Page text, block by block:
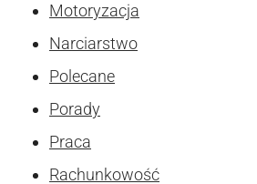
Motoryzacja
Narciarstwo
Polecane
Porady
Praca
Rachunkowość